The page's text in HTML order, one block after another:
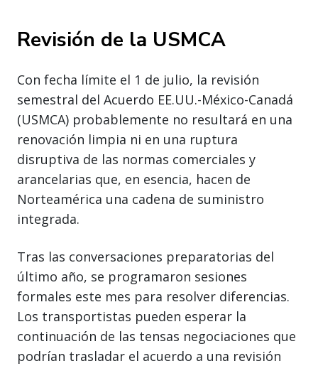
Revisión de la USMCA
Con fecha límite el 1 de julio, la revisión
semestral del Acuerdo EE.UU.-México-Canadá
(USMCA) probablemente no resultará en una
renovación limpia ni en una ruptura
disruptiva de las normas comerciales y
arancelarias que, en esencia, hacen de
Norteamérica una cadena de suministro
integrada.
Tras las conversaciones preparatorias del
último año, se programaron sesiones
formales este mes para resolver diferencias.
Los transportistas pueden esperar la
continuación de las tensas negociaciones que
podrían trasladar el acuerdo a una revisión